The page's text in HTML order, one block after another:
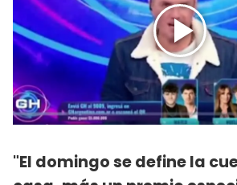
"El domingo se define la